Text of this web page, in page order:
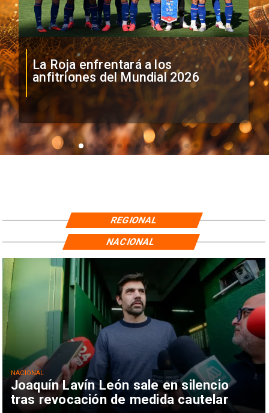
La Roja enfrentará a los
anfitriones del Mundial 2026
REGIONAL
Joaquín Lavín León sale en silencio
tras revocación de medida cautelar
NACIONAL
NACIONAL